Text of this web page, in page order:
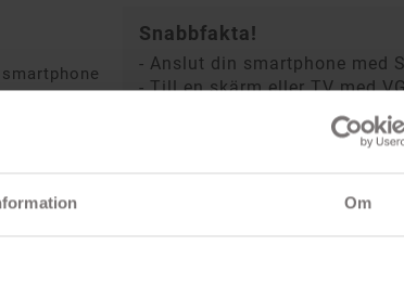
Om
Nexus 5,
Tab 10,
Snabbfakta!
- Anslut din smartphone med
- Till en skärm eller TV med
- Smartphones och